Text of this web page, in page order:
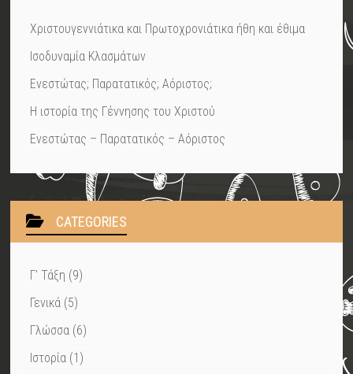
Χριστουγεννιάτικα και Πρωτοχρονιάτικα ήθη και έθιμα
Ισοδυναμία Κλασμάτων
Ενεστώτας; Παρατατικός; Αόριστος;
Η ιστορία της Γέννησης του Χριστού
Ενεστώτας – Παρατατικός – Αόριστος
CATEGORIES
Γ' Τάξη (9)
Γενικά (5)
Γλώσσα (6)
Ιστορία (1)